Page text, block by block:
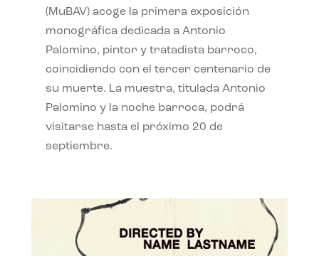
(MuBAV) acoge la primera exposición
monográfica dedicada a Antonio
Palomino, pintor y tratadista barroco,
coincidiendo con el tercer centenario de
su muerte. La muestra, titulada Antonio
Palomino y la noche barroca, podrá
visitarse hasta el próximo 20 de
septiembre.